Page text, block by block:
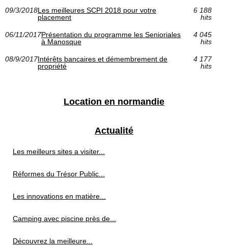
09/3/2018Les meilleures SCPI 2018 pour votre
placement
6 188
hits
06/11/2017Présentation du programme les Senioriales
à Manosque
4 045
hits
08/9/2017Intérêts bancaires et démembrement de
propriété
4 177
hits
Location en normandie
Actualité
Les meilleurs sites a visiter...
Réformes du Trésor Public...
Les innovations en matière...
Camping avec piscine près de...
Découvrez la meilleure...